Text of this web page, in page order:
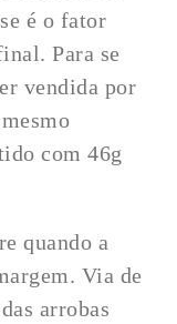
é o fator
Para se
vendida por
com 46g
quando a
Via de
arrobas